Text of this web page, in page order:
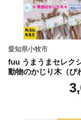
愛知県小牧市
fuu うまうまセレク
動物のかじり木（び